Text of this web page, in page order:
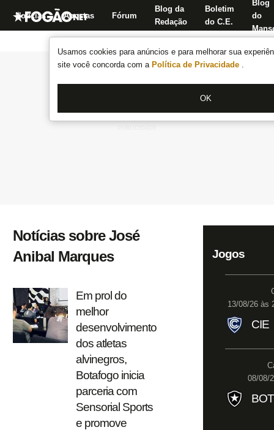
Usamos cookies para anúncios e para melhorar sua
site você concorda com a Política de Privacidade .
OK
Notícias Apostas Fórum
Blog da
Redação
Boletim
do C.E.
Blog
do
Notícias sobre José
Anibal Marques
Em prol do
melhor
desenvolvimento
dos atletas
alvinegros,
Botafogo inicia
parceria com
Sensorial Sports
e promove
Jogos
13/08/26 às
CIE
08/08/
BOT